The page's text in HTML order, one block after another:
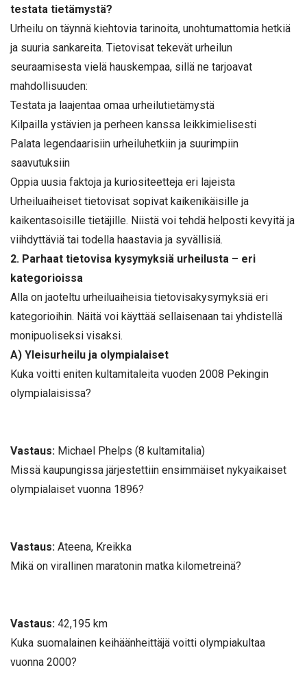
testata tietämystä?
Urheilu on täynnä kiehtovia tarinoita, unohtumattomia hetkiä
ja suuria sankareita. Tietovisat tekevät urheilun
seuraamisesta vielä hauskempaa, sillä ne tarjoavat
mahdollisuuden:
Testata ja laajentaa omaa urheilutietämystä
Kilpailla ystävien ja perheen kanssa leikkimielisesti
Palata legendaarisiin urheiluhetkiin ja suurimpiin
saavutuksiin
Oppia uusia faktoja ja kuriositeetteja eri lajeista
Urheiluaiheiset tietovisat sopivat kaikenikäisille ja
kaikentasoisille tietäjille. Niistä voi tehdä helposti kevyitä ja
viihdyttäviä tai todella haastavia ja syvällisiä.
2. Parhaat tietovisa kysymyksiä urheilusta – eri
kategorioissa
Alla on jaoteltu urheiluaiheisia tietovisakysymyksiä eri
kategorioihin. Näitä voi käyttää sellaisenaan tai yhdistellä
monipuoliseksi visaksi.
A) Yleisurheilu ja olympialaiset
Kuka voitti eniten kultamitaleita vuoden 2008 Pekingin
olympialaisissa?
Vastaus: Michael Phelps (8 kultamitalia)
Missä kaupungissa järjestettiin ensimmäiset nykyaikaiset
olympialaiset vuonna 1896?
Vastaus: Ateena, Kreikka
Mikä on virallinen maratonin matka kilometreinä?
Vastaus: 42,195 km
Kuka suomalainen keihäänheittäjä voitti olympiakultaa
vuonna 2000?